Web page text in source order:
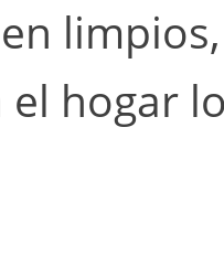
el hogar